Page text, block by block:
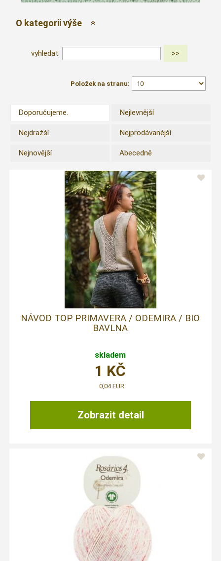
O kategorii výše
vyhledat:
Položek na stranu:
Doporučujeme. Nejlevnější
Nejdražší Nejprodávanější
Nejnovější Abecedně
NÁVOD TOP PRIMAVERA / ODEMIRA / BIO
BAVLNA
skladem
Zobrazit detail
1 KČ
0,04 EUR